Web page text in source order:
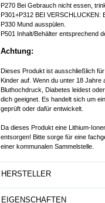
P270 Bei Gebrauch nicht essen,
P301+P312 BEI
P330 Mund ausspülen.
P501 Inhalt/Behälter entsprechend
Achtung:
Dieses Produkt ist ausschließlich
Kinder auf. Wenn du unter 18 Jahre
Bluthochdruck, Diabetes leidest
dich geeignet. Es handelt sich um
geprüft oder dafür entwickelt.
Da dieses Produkt eine Lithium-
entsorgen! Bitte sorge für eine
einer kommunalen Sammelstelle.
HERSTELLER
EIGENSCHAFTEN